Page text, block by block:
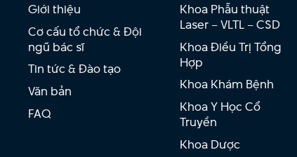
Giới thiệu
Cơ cấu tổ chức & Đội
ngũ bác sĩ
Tin tức & Đào tạo
Văn bản
FAQ
Khoa Phẫu thuật
Laser – VLTL – CSD
Khoa Điều Trị Tổng
Hợp
Khoa Khám Bệnh
Khoa Y Học Cổ
Truyền
Khoa Dược